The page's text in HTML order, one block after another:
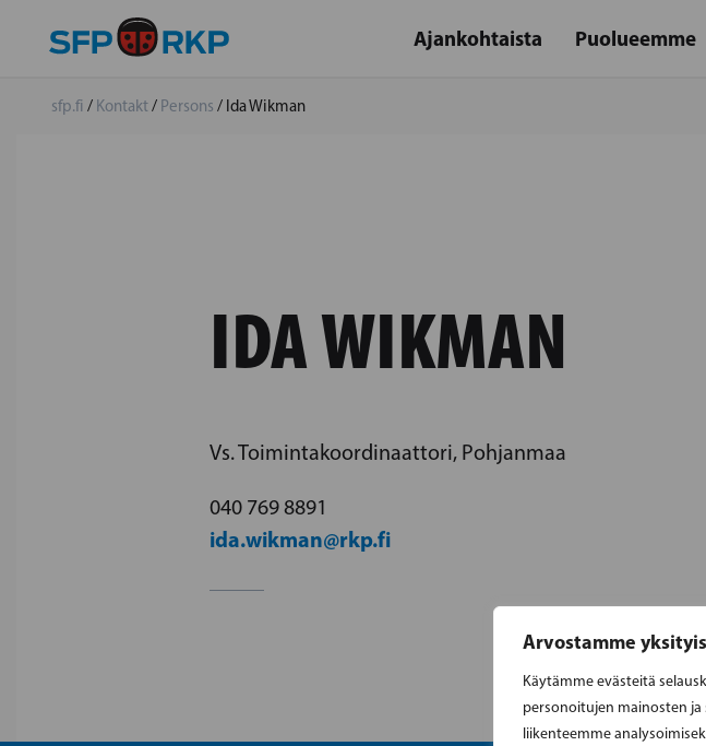
Arvostamme
Käytämme evästeitä
personoitujen mainosten ja
liikenteemme
Ajankohtaista Puolueemme
sfp.fi / Kontakt/ Persons / Ida Wikman
IDA WIKMAN
Vs. Toimintakoordinaattori, Pohjanmaa
040 769 8891
ida.wikman@rkp.fi